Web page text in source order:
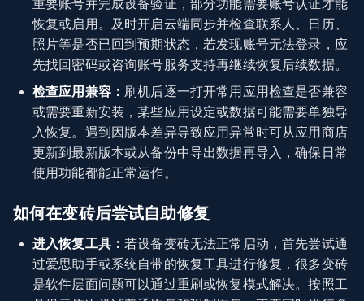
重要账号并完成设备验证，部分功能需要账号认证才能
恢复或启用。及时开启云端同步并检查联系人、日历、
照片等是否已回到预期状态，若发现账号无法登录，应
先找回密码或咨询账号服务支持再继续恢复后续数据。
检查应用兼容： 刷机后逐一打开常用应用检查是否兼容
或需要重新安装，某些应用设定或数据可能需要单独导
入恢复。遇到因版本差异导致应用异常时可从应用商店
更新到最新版本或从备份中导出数据再导入，确保日常
使用功能都能正常运作。
如何在变砖后尝试自助修复
进入恢复工具： 若设备变砖无法正常启动，首先尝试通
过爱思助手或系统自带的恢复工具进行修复，很多变砖
是软件层面问题可以通过重刷或恢复模式解决。按照工